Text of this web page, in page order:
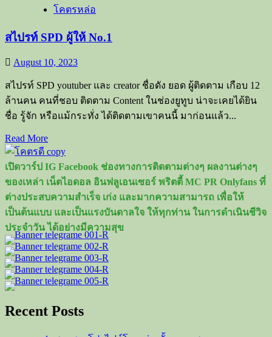
โคตรหล่อ
สไปรท์ SPD ผู้ให้ No.1
August 10, 2023
สไปรท์​ SPD youtuber และ creator ชื่อดัง ยอด ผู้ติดตาม เกือบ 12
ล้านคน​ คนที่ชอบ ติดตาม Content ในช่องยูทูบ น่าจะเคยได้ยิน
ชื่อ รู้จัก หรือแม้กระทั่ง ได้ติดตามเขาคนนี้ มาก่อนแล้ว...
Read MoreRead
more
about
ส
ไปรท์
SPD
ผู้
ให้
No.1
เปิดวาร์ป IG Facebook ช่องทางการติดตามต่างๆ ผลงานต่างๆ
ของเหล่า เน็ตไอดอล อินฟลูเอนเซอร์ พริตตี้ MC PR Onlyfans ที่
ต่างประสบความสำเร็จ เก่ง และมากความสามารถ เพื่อให้
เป็นต้นแบบ และเป็นแรงบันดาลใจ ให้ทุกท่าน ในการดำเนินชีวิจ
ประจำวัน ได้อย่างมีความสุข
Recent Posts